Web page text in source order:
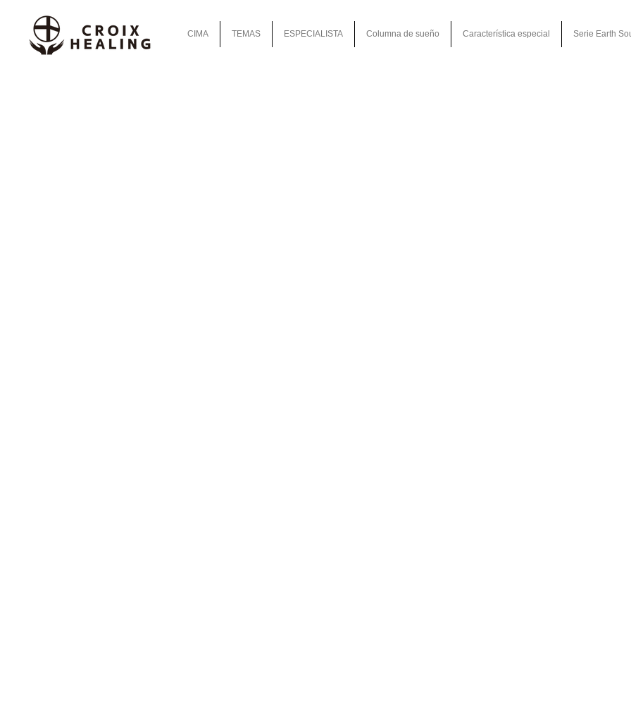
CIMA TEMAS ESPECIALISTA Columna de sueño Característica especial Serie Earth